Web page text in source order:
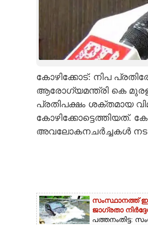
CARTOONS
LITERATURE
കോഴിക്കോട്: നിപ
ആരോഗ്യമന്ത്രി കെ
പ്രതിപക്ഷം ശക്തമായ
കോഴിക്കോട്ടെത്തിയത്.
അവലോകനചർച്ചകൾ
സംസ്ഥാനത്ത്
ജാഗ്രതാ
പത്തനംതിട്ട: